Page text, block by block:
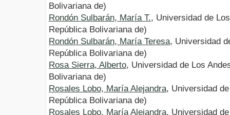
Bolivariana de)
Rondón Sulbarán, María T., Universidad de
República Bolivariana de)
Rondón Sulbarán, María Teresa, Universidad
República Bolivariana de)
Rosa Sierra, Alberto, Universidad de Los
Bolivariana de)
Rosales Lobo, María Alejandra, Universidad
República Bolivariana de)
Rosales Lobo, María Alejandra, Universidad